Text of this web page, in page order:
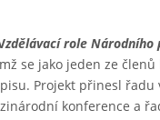
zdělávací role
se jako jeden ze
Projekt přinesl
konference a